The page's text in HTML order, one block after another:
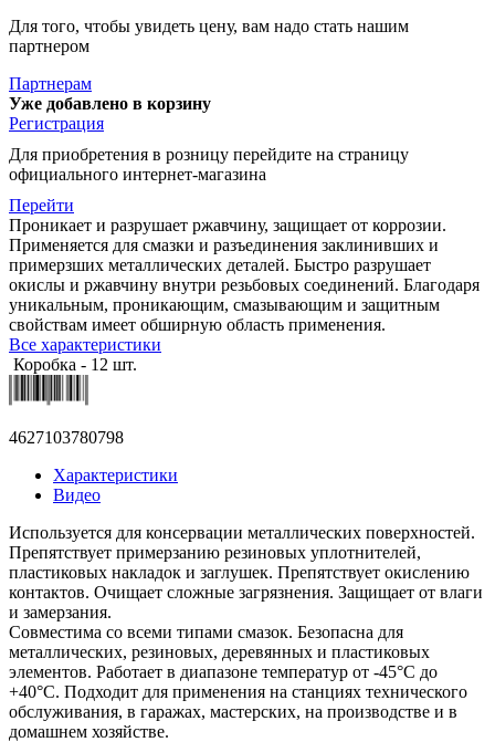
Для того, чтобы увидеть цену, вам надо стать нашим
партнером
Партнерам
Уже добавлено в корзину
Регистрация
Для приобретения в розницу перейдите на страницу
официального интернет-магазина
Перейти
Проникает и разрушает ржавчину, защищает от коррозии.
Применяется для смазки и разъединения заклинивших и
примерзших металлических деталей. Быстро разрушает
окислы и ржавчину внутри резьбовых соединений. Благодаря
уникальным, проникающим, смазывающим и защитным
свойствам имеет обширную область применения.
Все характеристики
Коробка - 12 шт.
4627103780798
Характеристики
Видео
Используется для консервации металлических поверхностей.
Препятствует примерзанию резиновых уплотнителей,
пластиковых накладок и заглушек. Препятствует окислению
контактов. Очищает сложные загрязнения. Защищает от влаги
и замерзания.
Совместима со всеми типами смазок. Безопасна для
металлических, резиновых, деревянных и пластиковых
элементов. Работает в диапазоне температур от -45°С до
+40°С. Подходит для применения на станциях технического
обслуживания, в гаражах, мастерских, на производстве и в
домашнем хозяйстве.